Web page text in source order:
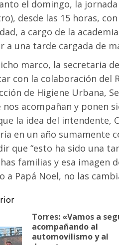
el domingo, la
desde las 15 horas,
a cargo de la
a una tarde cargada de
marco, la secretaria
con la colaboración del
de Higiene Urbana,
nos acompañan y ponen
la idea del intendente,
en un año sumamente
que “esto ha sido una
familias y esa imagen
a Papá Noel, no las
Torres: «Vamos a
acompañando al
automovilismo y al